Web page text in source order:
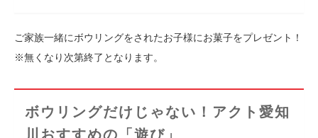
ご家族一緒にボウリングをされたお子様にお菓子をプレゼント！
※無くなり次第終了となります。
ボウリングだけじゃない！アクト愛知
川おすすめの「遊び」